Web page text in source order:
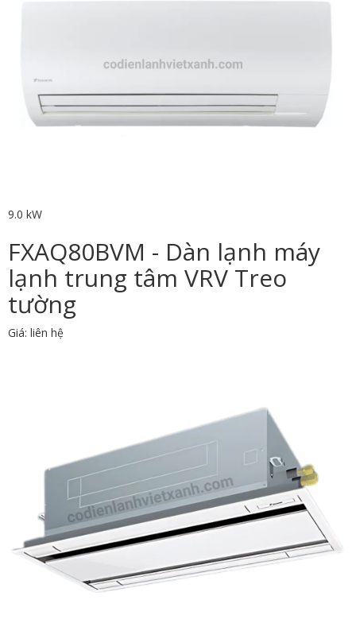
9.0 kW
FXAQ80BVM - Dàn lạnh máy
lạnh trung tâm VRV Treo
tường
Giá: liên hệ